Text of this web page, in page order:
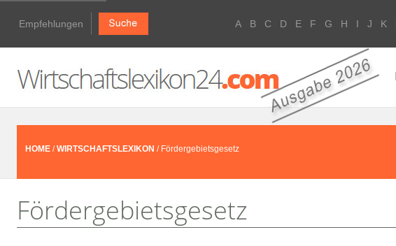
Empfehlungen A B C D E F G H I J K
HOME /WIRTSCHAFTSLEXIKON / Fördergebietsgesetz
Fördergebietsgesetz